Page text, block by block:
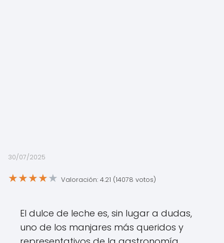
30/07/2025
★★★★★ Valoración: 4.21 (14078 votos)
El dulce de leche es, sin lugar a dudas,
uno de los manjares más queridos y